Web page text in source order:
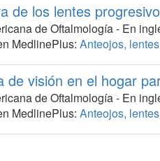
de los lentes
de Oftalmología - En
MedlinePlus: Anteojos,
de visión en el hogar
de Oftalmología - En
MedlinePlus: Anteojos,